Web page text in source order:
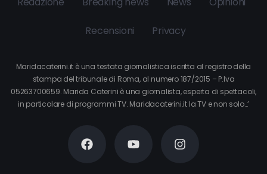
Recensioni Privacy
Maridacaterini.it è una testata giornalistica iscritta al registro della
stampa del tribunale di Roma, al numero 187/2015 – P.Iva
05263700659. Marida Caterini è una giornalista, esperta di spettacoli,
in particolare di programmi TV. Maridacaterini.it la TV e non solo…’